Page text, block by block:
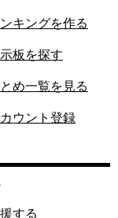
キングを作る
板を探す
め一覧を見る
ウント登録
する